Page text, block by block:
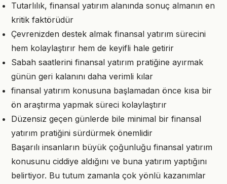
Tutarlılık, finansal yatırım alanında sonuç almanın en
kritik faktörüdür
Çevrenizden destek almak finansal yatırım sürecini
hem kolaylaştırır hem de keyifli hale getirir
Sabah saatlerini finansal yatırım pratiğine ayırmak
günün geri kalanını daha verimli kılar
finansal yatırım konusuna başlamadan önce kısa bir
ön araştırma yapmak süreci kolaylaştırır
Düzensiz geçen günlerde bile minimal bir finansal
yatırım pratiğini sürdürmek önemlidir
Başarılı insanların büyük çoğunluğu finansal yatırım
konusunu ciddiye aldığını ve buna yatırım yaptığını
belirtiyor. Bu tutum zamanla çok yönlü kazanımlar